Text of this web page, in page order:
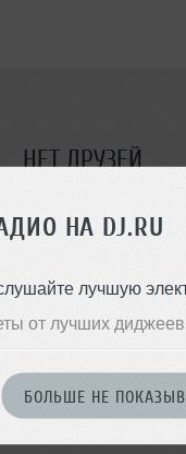
НА DJ.RU
лучшую
от лучших диджеев.
БОЛЬШЕ НЕ
НЕТ ДРУЗЕЙ